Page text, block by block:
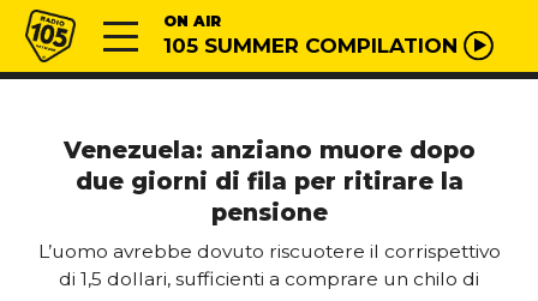
Vai al contenuto
Radio 105 ON AIR
105 SUMMER COMPILATION
Venezuela: anziano muore dopo
due giorni di fila per ritirare la
pensione
L’uomo avrebbe dovuto riscuotere il corrispettivo
di 1,5 dollari, sufficienti a comprare un chilo di